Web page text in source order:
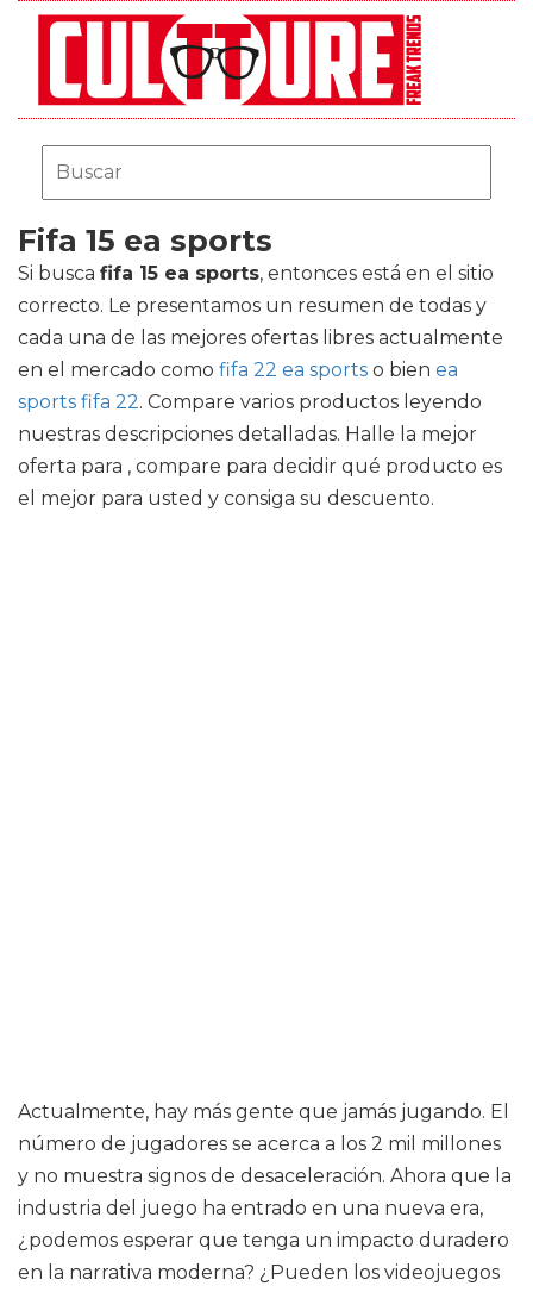
Fifa 15 ea sports
Si busca fifa 15 ea sports, entonces está en el sitio
correcto. Le presentamos un resumen de todas y
cada una de las mejores ofertas libres actualmente
en el mercado como fifa 22 ea sports o bien ea
sports fifa 22. Compare varios productos leyendo
nuestras descripciones detalladas. Halle la mejor
oferta para , compare para decidir qué producto es
el mejor para usted y consiga su descuento.
Actualmente, hay más gente que jamás jugando. El
número de jugadores se acerca a los 2 mil millones
y no muestra signos de desaceleración. Ahora que la
industria del juego ha entrado en una nueva era,
¿podemos esperar que tenga un impacto duradero
en la narrativa moderna? ¿Pueden los videojuegos